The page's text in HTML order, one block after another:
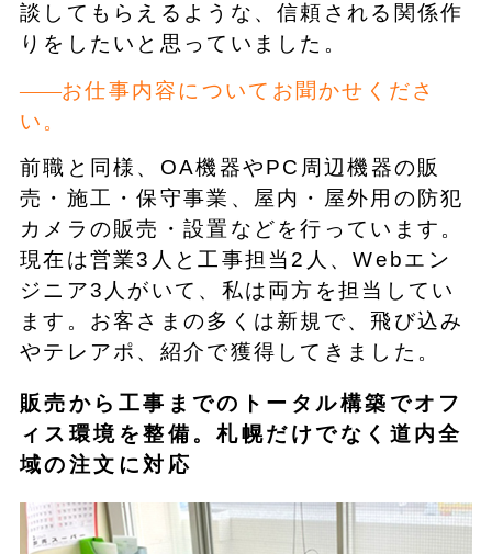
談してもらえるような、信頼される関係作
りをしたいと思っていました。
お仕事内容についてお聞かせくださ
い。
前職と同様、OA機器やPC周辺機器の販
売・施工・保守事業、屋内・屋外用の防犯
カメラの販売・設置などを行っています。
現在は営業3人と工事担当2人、Webエン
ジニア3人がいて、私は両方を担当してい
ます。お客さまの多くは新規で、飛び込み
やテレアポ、紹介で獲得してきました。
販売から工事までのトータル構築でオフ
ィス環境を整備。札幌だけでなく道内全
域の注文に対応